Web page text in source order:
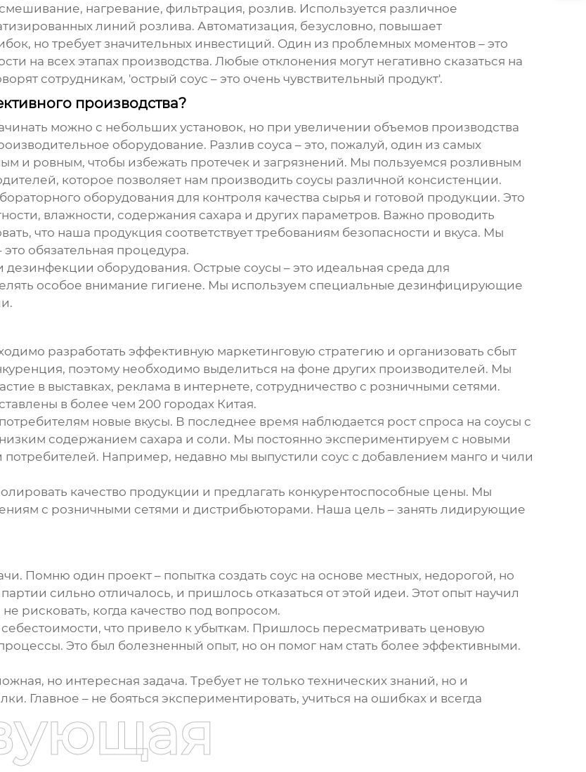
нагревание, фильтрация, розлив. Используется различное
линий розлива. Автоматизация, безусловно, повышает
но требует значительных инвестиций. Один из проблемных моментов – это
на всех этапах производства. Любые отклонения могут негативно сказаться на
сотрудникам, 'острый соус – это очень чувствительный продукт'.
производства?
можно с небольших установок, но при увеличении объемов производства
оборудование. Разлив соуса – это, пожалуй, один из самых
и ровным, чтобы избежать протечек и загрязнений. Мы пользуемся розливным
которое позволяет нам производить соусы различной консистенции.
оборудования для контроля качества сырья и готовой продукции. Это
влажности, содержания сахара и других параметров. Важно проводить
что наша продукция соответствует требованиям безопасности и вкуса. Мы
обязательная процедура.
оборудования. Острые соусы – это идеальная среда для
особое внимание гигиене. Мы используем специальные дезинфицирующие
разработать эффективную маркетинговую стратегию и организовать сбыт
поэтому необходимо выделиться на фоне других производителей. Мы
в выставках, реклама в интернете, сотрудничество с розничными сетями.
в более чем 200 городах Китая.
новые вкусы. В последнее время наблюдается рост спроса на соусы с
содержанием сахара и соли. Мы постоянно экспериментируем с новыми
потребителей. Например, недавно мы выпустили соус с добавлением манго и чили
качество продукции и предлагать конкурентоспособные цены. Мы
с розничными сетями и дистрибьюторами. Наша цель – занять лидирующие
Помню один проект – попытка создать соус на основе местных, недорогой, но
сильно отличалось, и пришлось отказаться от этой идеи. Этот опыт научил
рисковать, когда качество под вопросом.
что привело к убыткам. Пришлось пересматривать ценовую
Это был болезненный опыт, но он помог нам стать более эффективными.
но интересная задача. Требует не только технических знаний, но и
Главное – не бояться экспериментировать, учиться на ошибках и всегда